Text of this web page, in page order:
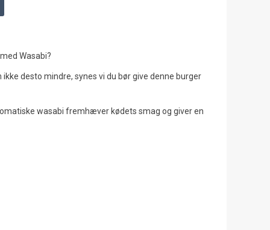
Wasabi?
desto mindre, synes vi du bør give denne burger
wasabi fremhæver kødets smag og giver en